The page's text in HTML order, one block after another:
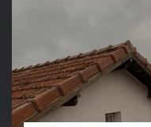
Peinture sur tuile
et toiture 51
Marne